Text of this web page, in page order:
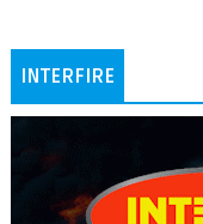
INTERFIRE